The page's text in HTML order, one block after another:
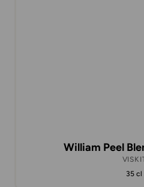
William Peel
35 cl